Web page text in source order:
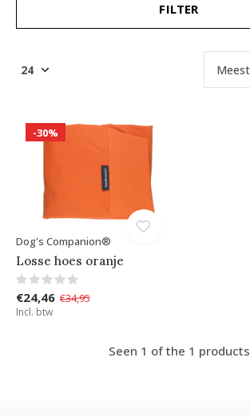
FILTER
-30%
Dog's Companion®
Losse hoes oranje
€24,46 €34,95
Incl. btw
Seen 1 of the 1 products